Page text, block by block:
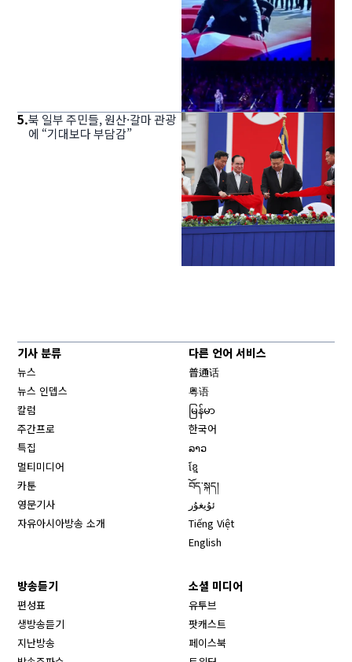
5.북 일부 주민들, 원산·갈마 관광
에 “기대보다 부담감”
기사 분류
뉴스
뉴스 인뎁스
칼럼
주간프로
특집
멀티미디어
카툰
영문기사
자유아시아방송 소개
다른 언어 서비스
普通话
粤语
မြန်မာ
한국어
ລາວ
ខ្មែ
བོད་སྐད།
ئۇيغۇر
Tiếng Việt
English
방송듣기
편성표
생방송듣기
지난방송
소셜 미디어
유투브
팟캐스트
페이스북